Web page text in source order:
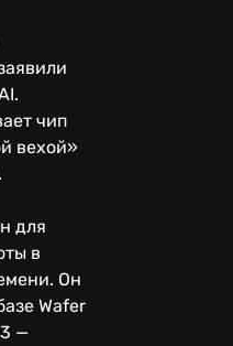
чип
вехой»
для
в
Он
Wafer
—